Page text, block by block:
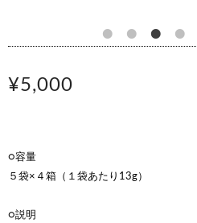
¥5,000
○容量
５袋×４箱（１袋あたり13g）
○説明